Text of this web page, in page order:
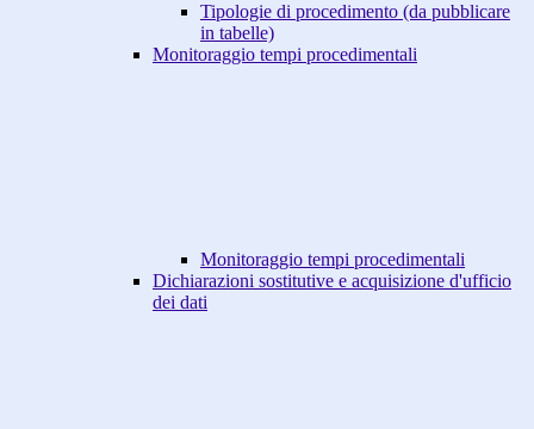
Tipologie di procedimento (da pubblicare
in tabelle)
Monitoraggio tempi procedimentali
Monitoraggio tempi procedimentali
Dichiarazioni sostitutive e acquisizione d'ufficio
dei dati